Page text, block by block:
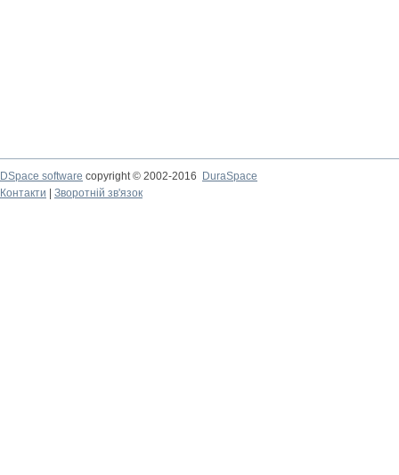
DSpace software copyright © 2002-2016
DuraSpace
Контакти
Зворотній зв'язок